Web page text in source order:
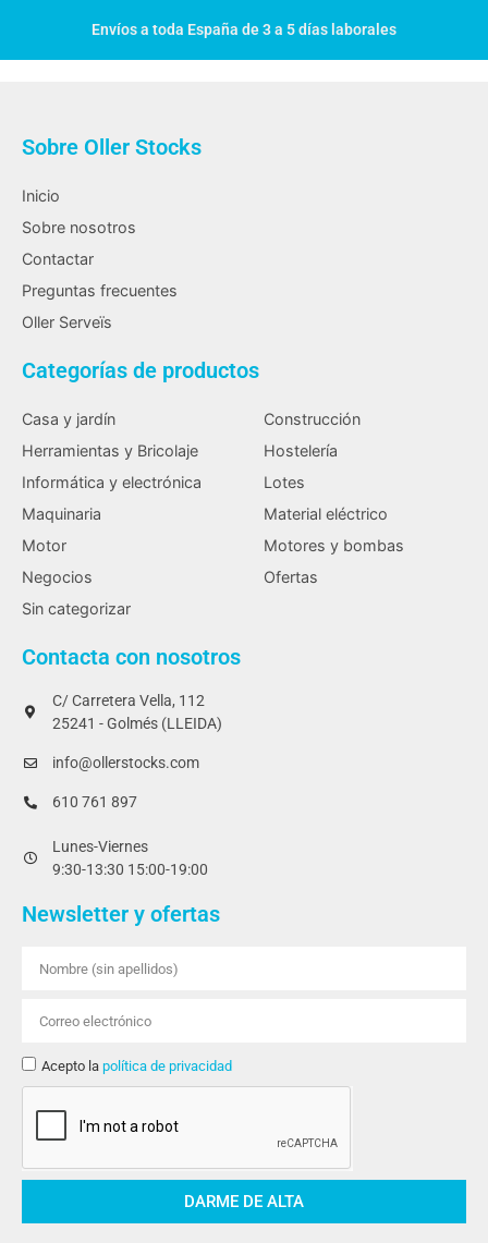
Envíos a toda España de 3 a 5 días laborales
Sobre Oller Stocks
Inicio
Sobre nosotros
Contactar
Preguntas frecuentes
Oller Serveïs
Categorías de productos
Casa y jardín
Construcción
Herramientas y Bricolaje
Hostelería
Informática y electrónica
Lotes
Maquinaria
Material eléctrico
Motor
Motores y bombas
Negocios
Ofertas
Sin categorizar
Contacta con nosotros
C/ Carretera Vella, 112
25241 - Golmés (LLEIDA)
info@ollerstocks.com
610 761 897
Lunes-Viernes
9:30-13:30 15:00-19:00
Newsletter y ofertas
Acepto la política de privacidad
DARME DE ALTA